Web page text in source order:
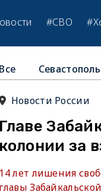
#СВО
Все Севастополь
Новости России
Главе
колонии за
14 лет лишения
главы